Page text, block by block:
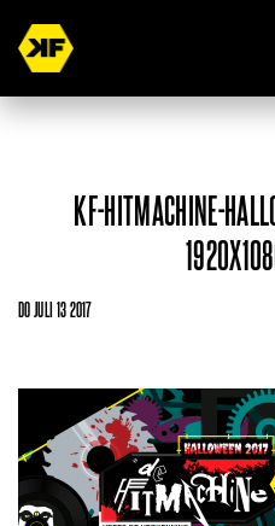
KF-HITMACHINE-
DO JULI 13 2017